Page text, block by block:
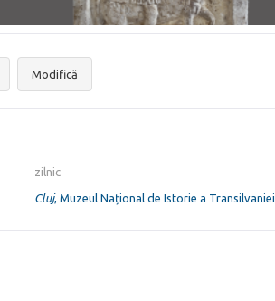
Modifică
zilnic
Cluj, Muzeul Național de Istorie a Transilvaniei